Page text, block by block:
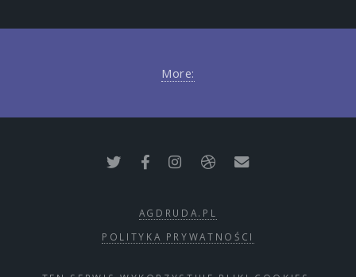
More:
AGDRUDA.PL
POLITYKA PRYWATNOŚCI